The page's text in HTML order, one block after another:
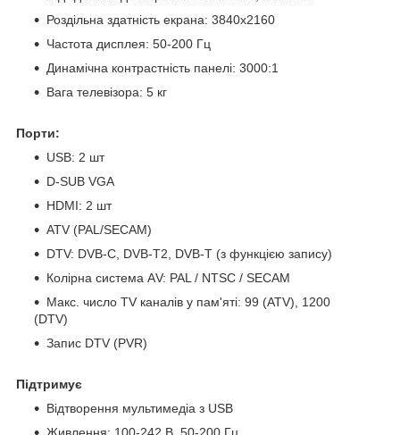
Роздільна здатність екрана: 3840x2160
Частота дисплея: 50-200 Гц
Динамічна контрастність панелі: 3000:1
Вага телевізора: 5 кг
Порти:
USB: 2 шт
D-SUB VGA
HDMI: 2 шт
ATV (PAL/SECAM)
DTV: DVB-C, DVB-T2, DVB-T (з функцією запису)
Колірна система АV: PAL / NTSC / SECAM
Макс. число TV каналів у пам'яті: 99 (ATV), 1200
(DTV)
Запис DTV (PVR)
Підтримує
Відтворення мультимедіа з USB